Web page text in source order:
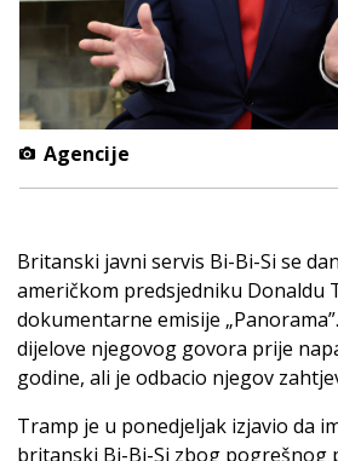
Agencije
Britanski javni servis Bi-Bi-Si se
američkom predsjedniku Donaldu
dokumentarne emisije
dijelove njegovog govora prije
godine, ali je odbacio njegov
Tramp je u ponedjeljak izjavio da
britanski Bi-Bi-Si zbog pogrešnog